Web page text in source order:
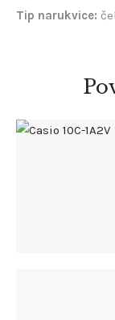
Tip narukvice: